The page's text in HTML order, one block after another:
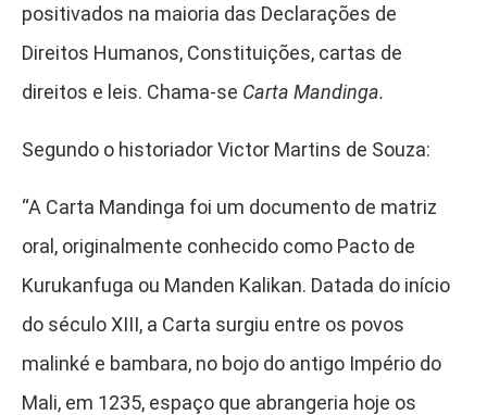
positivados na maioria das Declarações de
Direitos Humanos, Constituições, cartas de
direitos e leis. Chama-se Carta Mandinga.
Segundo o historiador Victor Martins de Souza:
“A Carta Mandinga foi um documento de matriz
oral, originalmente conhecido como Pacto de
Kurukanfuga ou Manden Kalikan. Datada do início
do século XIII, a Carta surgiu entre os povos
malinké e bambara, no bojo do antigo Império do
Mali, em 1235, espaço que abrangeria hoje os